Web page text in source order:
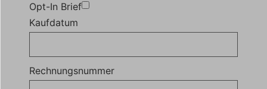
Opt-In Brief
Kaufdatum
Rechnungsnummer